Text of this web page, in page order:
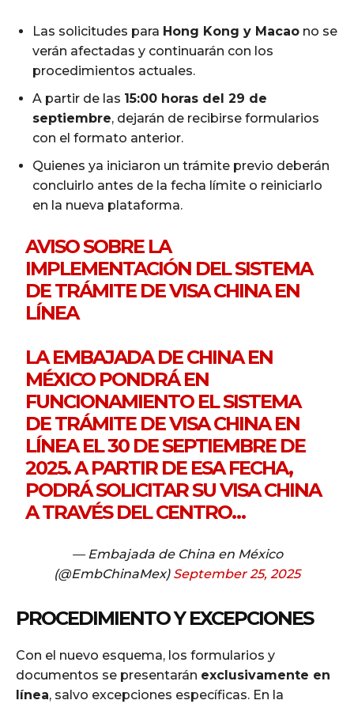
Las solicitudes para Hong Kong y Macao no se
verán afectadas y continuarán con los
procedimientos actuales.
A partir de las 15:00 horas del 29 de
septiembre, dejarán de recibirse formularios
con el formato anterior.
Quienes ya iniciaron un trámite previo deberán
concluirlo antes de la fecha límite o reiniciarlo
en la nueva plataforma.
AVISO SOBRE LA
IMPLEMENTACIÓN DEL SISTEMA
DE TRÁMITE DE VISA CHINA EN
LÍNEA
LA EMBAJADA DE CHINA EN
MÉXICO PONDRÁ EN
FUNCIONAMIENTO EL SISTEMA
DE TRÁMITE DE VISA CHINA EN
LÍNEA EL 30 DE SEPTIEMBRE DE
2025. A PARTIR DE ESA FECHA,
PODRÁ SOLICITAR SU VISA CHINA
A TRAVÉS DEL CENTRO…
— Embajada de China en México
(@EmbChinaMex) September 25, 2025
PROCEDIMIENTO Y EXCEPCIONES
Con el nuevo esquema, los formularios y
documentos se presentarán exclusivamente en
línea, salvo excepciones específicas. En la